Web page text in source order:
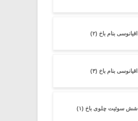
اقیانوسی بنام باخ (۲)
اقیانوسی بنام باخ (۳)
شش سوئیت چلوی باخ (۱)